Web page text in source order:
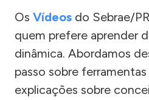
Os Vídeos do Sebrae/
quem prefere aprender
dinâmica. Abordamos
passo sobre
explicações sobre